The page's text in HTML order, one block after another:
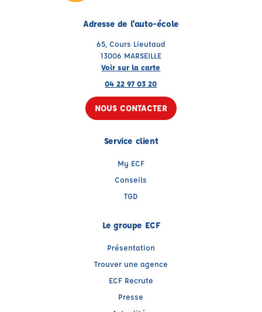
Adresse de l'auto-école
65, Cours Lieutaud
13006 MARSEILLE
Voir sur la carte
04 22 97 03 20
NOUS CONTACTER
Service client
My ECF
Conseils
TGD
Le groupe ECF
Présentation
Trouver une agence
ECF Recrute
Presse